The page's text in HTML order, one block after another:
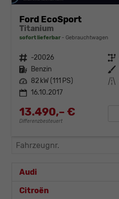
Ford EcoSport
Titanium
sofort lieferbar Gebrauchtwagen
Fahrzeugnr. -20026 Getriebe
Kraftstoff Benzin Außenfarbe
Leistung 82 kW (111 PS) Kilometerstand
16.10.2017
13.490,– €
Differenzbesteuert
Fahrzeugnr.
Audi
Citroën